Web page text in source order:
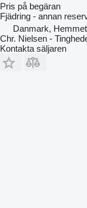
Pris på begäran
Fjädring - annan
Danmark, Hemmet
Chr. Nielsen -
Kontakta säljaren